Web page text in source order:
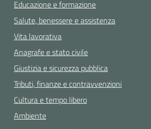
Educazione e formazione
Salute, benessere e assistenza
Vita lavorativa
Anagrafe e stato civile
Giustizia e sicurezza pubblica
Tributi, finanze e contravvenzioni
Cultura e tempo libero
Ambiente